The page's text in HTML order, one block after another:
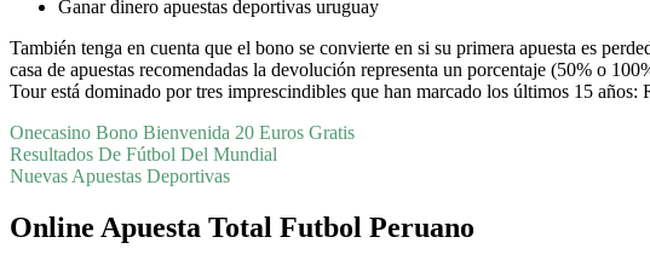
Ganar dinero apuestas deportivas uruguay
También tenga en cuenta que el bono se convierte en si su primera apuesta es
casa de apuestas recomendadas la devolución representa un porcentaje (50% o
Tour está dominado por tres imprescindibles que han marcado los últimos 15
Onecasino Bono Bienvenida 20 Euros Gratis
Resultados De Fútbol Del Mundial
Nuevas Apuestas Deportivas
Online Apuesta Total Futbol Peruano